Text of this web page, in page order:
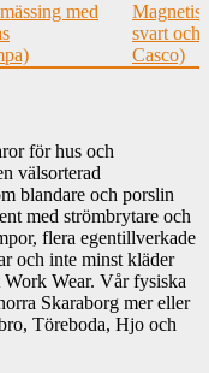
med
svart och
Casco)
för hus och
välsorterad
blandare och porslin
med strömbrytare och
flera egentillverkade
och inte minst kläder
Work Wear. Vår fysiska
Skaraborg mer eller
Töreboda, Hjo och